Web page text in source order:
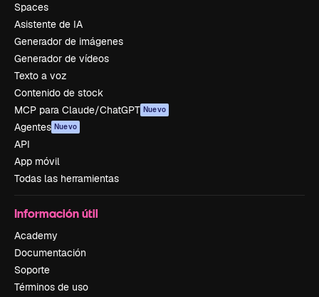
Spaces
Asistente de IA
Generador de imágenes
Generador de vídeos
Texto a voz
Contenido de stock
MCP para Claude/ChatGPT Nuevo
Agentes Nuevo
API
App móvil
Todas las herramientas
Información útil
Academy
Documentación
Soporte
Términos de uso